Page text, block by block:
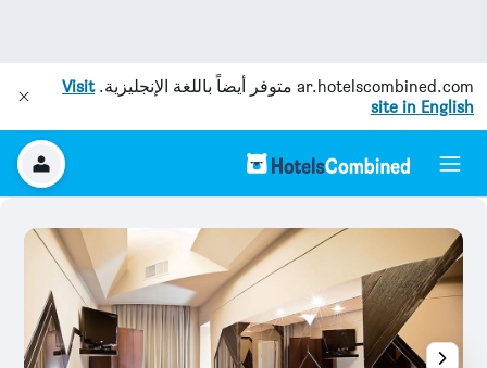
ar.hotelscombined.com متوفر أيضاً باللغة الإنجليزية.Visit
site in English